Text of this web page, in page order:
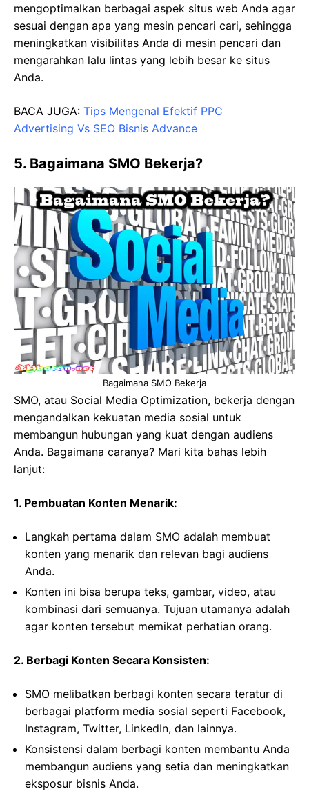
mengoptimalkan berbagai aspek situs web Anda agar
sesuai dengan apa yang mesin pencari cari, sehingga
meningkatkan visibilitas Anda di mesin pencari dan
mengarahkan lalu lintas yang lebih besar ke situs
Anda.
BACA JUGA: Tips Mengenal Efektif PPC
Advertising Vs SEO Bisnis Advance
5. Bagaimana SMO Bekerja?
Bagaimana SMO Bekerja
SMO, atau Social Media Optimization, bekerja dengan
mengandalkan kekuatan media sosial untuk
membangun hubungan yang kuat dengan audiens
Anda. Bagaimana caranya? Mari kita bahas lebih
lanjut:
1. Pembuatan Konten Menarik:
Langkah pertama dalam SMO adalah membuat
konten yang menarik dan relevan bagi audiens
Anda.
Konten ini bisa berupa teks, gambar, video, atau
kombinasi dari semuanya. Tujuan utamanya adalah
agar konten tersebut memikat perhatian orang.
2. Berbagi Konten Secara Konsisten:
SMO melibatkan berbagi konten secara teratur di
berbagai platform media sosial seperti Facebook,
Instagram, Twitter, LinkedIn, dan lainnya.
Konsistensi dalam berbagi konten membantu Anda
membangun audiens yang setia dan meningkatkan
eksposur bisnis Anda.